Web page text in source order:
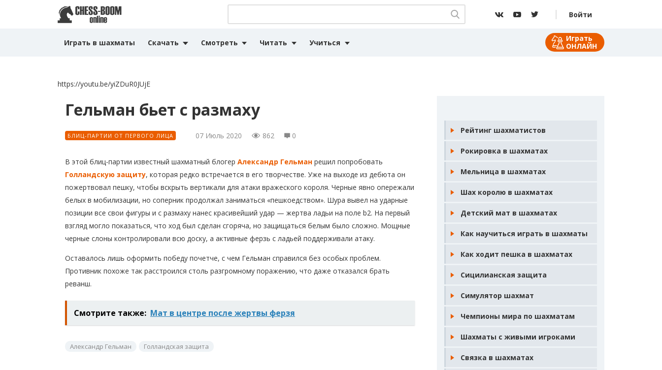
Войти
Играть в шахматы Скачать Смотреть Читать Учиться
Играть
ОНЛАЙН
https://youtu.be/yiZDuR0JUjE
Гельман бьет с размаху
БЛИЦ-ПАРТИИ ОТ ПЕРВОГО ЛИЦА 07 Июль 2020 862 0
В этой блиц-партии известный шахматный блогер Александр Гельман решил попробовать
Голландскую защиту, которая редко встречается в его творчестве. Уже на выходе из дебюта он
пожертвовал пешку, чтобы вскрыть вертикали для атаки вражеского короля. Черные явно опережали
белых в мобилизации, но соперник продолжал заниматься «пешкоедством». Шура вывел на ударные
позиции все свои фигуры и с размаху нанес красивейший удар — жертва ладьи на поле b2. На первый
взгляд могло показаться, что ход был сделан сгоряча, но защищаться белым было сложно. Мощные
черные слоны контролировали всю доску, а активные ферзь с ладьей поддерживали атаку.
Оставалось лишь оформить победу почетче, с чем Гельман справился без особых проблем.
Противник похоже так расстроился столь разгромному поражению, что даже отказался брать
реванш.
Смотрите также: Мат в центре после жертвы ферзя
Александр Гельман Голландская защита
Рейтинг шахматистов
Рокировка в шахматах
Мельница в шахматах
Шах королю в шахматах
Детский мат в шахматах
Как научиться играть в шахматы
Как ходит пешка в шахматах
Сицилианская защита
Симулятор шахмат
Чемпионы мира по шахматам
Шахматы с живыми игроками
Связка в шахматах